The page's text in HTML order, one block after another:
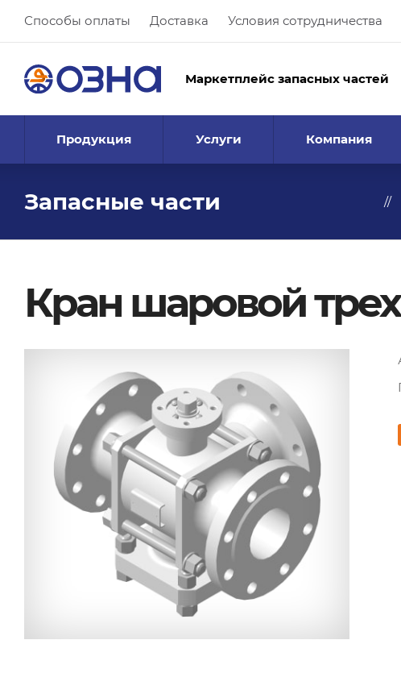
Способы оплаты Доставка Условия сотрудничества
Маркетплейс запасных частей
Продукция Услуги Компания
Запасные части
Кран шаровой